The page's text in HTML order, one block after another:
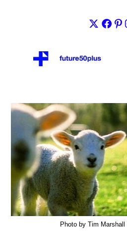
Photo by Tim Marshall